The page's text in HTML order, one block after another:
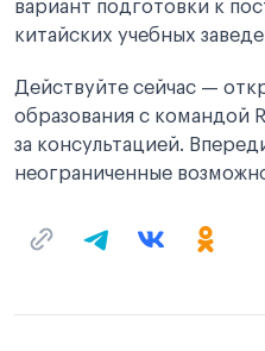
вариант подготовки к
китайских учебных
Действуйте сейчас —
образования с командой
за консультацией.
неограниченные